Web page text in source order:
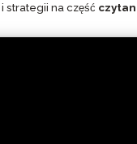
strategii na część